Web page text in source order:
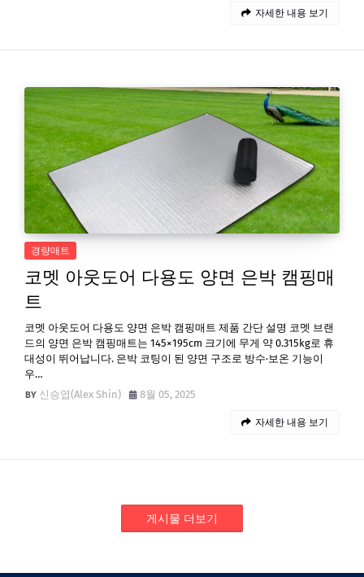
자세한 내용 보기
경량매트
코멧 아웃도어 다용도 양면 은박 캠핑매
트
코멧 아웃도어 다용도 양면 은박 캠핑매트 제품 간단 설명 코멧 브랜
드의 양면 은박 캠핑매트는 145×195cm 크기에 무게 약 0.315kg로 휴
대성이 뛰어납니다. 은박 코팅이 된 양면 구조로 방수·보온 기능이
우…
신승엽(Alex Shin)
8월 05, 2025
자세한 내용 보기
게시물 더보기